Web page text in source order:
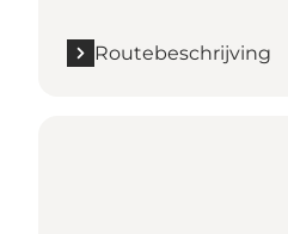
Routebeschrijving